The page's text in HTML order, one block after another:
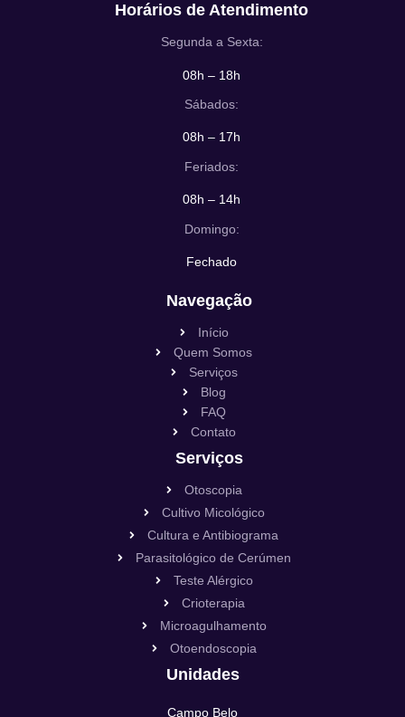
Horários de Atendimento
Segunda a Sexta:
08h – 18h
Sábados:
08h – 17h
Feriados:
08h – 14h
Domingo:
Fechado
Navegação
Início
Quem Somos
Serviços
Blog
FAQ
Contato
Serviços
Otoscopia
Cultivo Micológico
Cultura e Antibiograma
Parasitológico de Cerúmen
Teste Alérgico
Crioterapia
Microagulhamento
Otoendoscopia
Unidades
Campo Belo